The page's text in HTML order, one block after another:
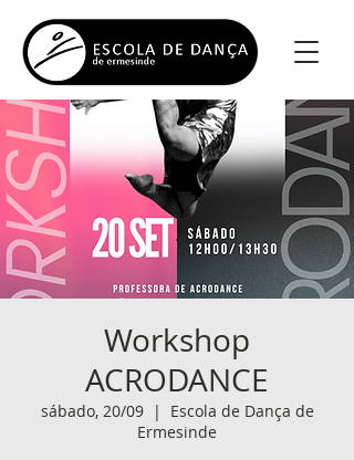
Workshop
ACRODANCE
sábado, 20/09
  |
Escola de Dança de
Ermesinde